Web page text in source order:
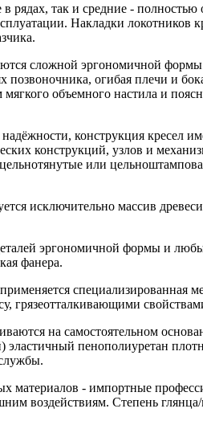
рядах, так и средние -
Накладки локотников
сложной эргономичной
позвоночника, огибая плечи и
объемного настила и
конструкция
конструкций, узлов и
или
исключительно массив
эргономичной формы и
фанера.
специализированная
грязеотталкивающими
на самостоятельном
пенополиуретан
материалов - импортные
воздействиям. Степень